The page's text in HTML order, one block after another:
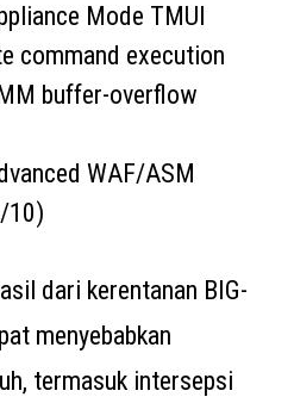
Mode TMUI
command execution
buffer-overflow
WAF/ASM
10)
dari kerentanan BIG-
menyebabkan
termasuk intersepsi